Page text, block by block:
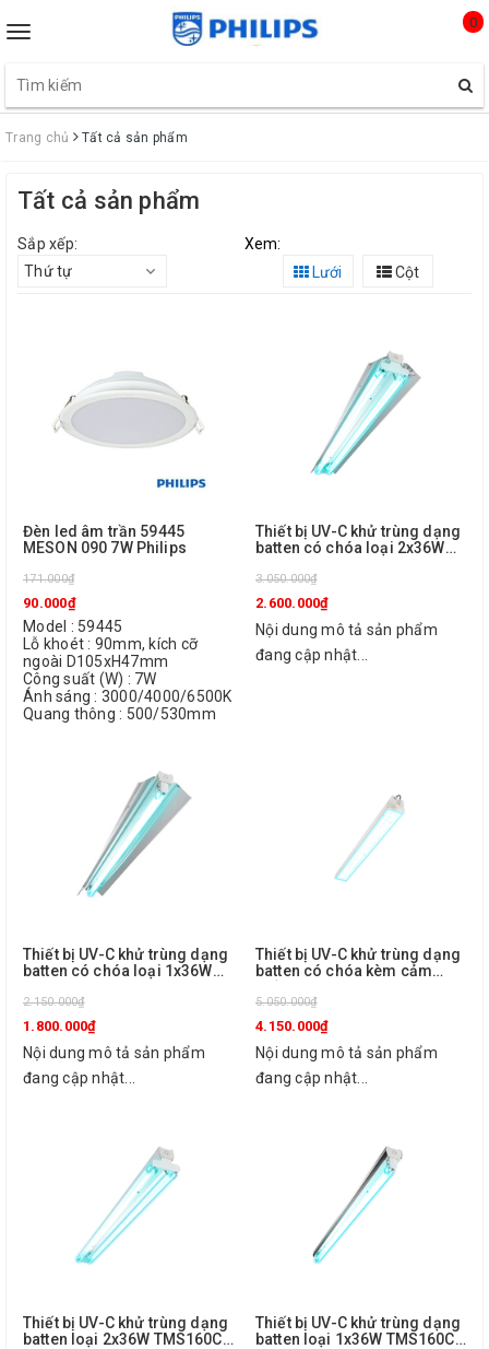
Toggle
0
Trang chủ Tất cả sản phẩm
Tất cả sản phẩm
Sắp xếp:
Thứ tự
Xem:
Lưới
Cột
Đèn led âm trần 59445
MESON 090 7W Philips
171.000₫
90.000₫
Model : 59445
Lỗ khoét : 90mm, kích cỡ
ngoài D105xH47mm
Công suất (W) : 7W
Ánh sáng : 3000/4000/6500K
Quang thông : 500/530mm
Thiết bị UV-C khử trùng dạng
batten có chóa loại 2x36W
R Philips
3.050.000₫
2.600.000₫
Nội dung mô tả sản phẩm
đang cập nhật...
Thiết bị UV-C khử trùng dạng
batten có chóa loại 1x36W
R Philips
2.150.000₫
1.800.000₫
Nội dung mô tả sản phẩm
đang cập nhật...
Thiết bị UV-C khử trùng dạng
batten có chóa kèm cảm
1X36W TUV SLV/6 R Sensor
Philips
5.050.000₫
4.150.000₫
Nội dung mô tả sản phẩm
đang cập nhật...
Thiết bị UV-C khử trùng dạng
batten loại 2x36W TMS160C
Thiết bị UV-C khử trùng dạng
batten loại 1x36W TMS160C